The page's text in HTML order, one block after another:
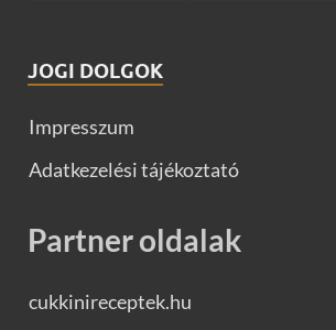
JOGI DOLGOK
Impresszum
Adatkezelési tájékoztató
Partner oldalak
cukkinireceptek.hu